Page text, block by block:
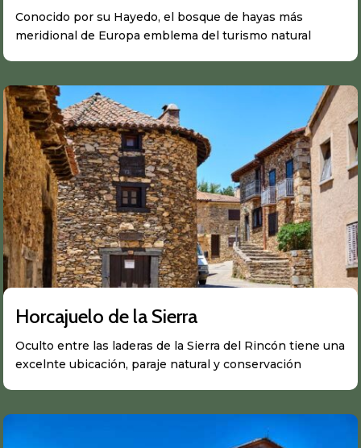
Conocido por su Hayedo, el bosque de hayas más
meridional de Europa emblema del turismo natural
Horcajuelo de la Sierra
Oculto entre las laderas de la Sierra del Rincón tiene una
excelnte ubicación, paraje natural y conservación